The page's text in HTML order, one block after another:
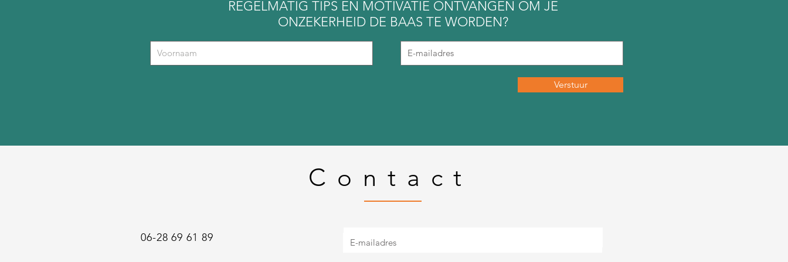
REGELMATIG TIPS EN MOTIVATIE ONTVANGEN OM JE
ONZEKERHEID DE BAAS TE WORDEN?
Verstuur
Contact
06-28 69 61 89